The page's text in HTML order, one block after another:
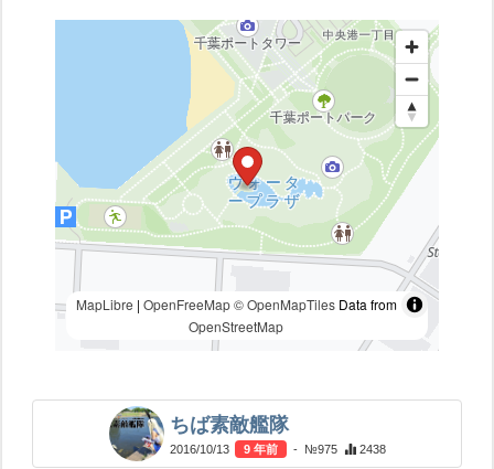
MapLibre | OpenFreeMap © OpenMapTilesData from
OpenStreetMap
ちば素敵艦隊
2016/10/13 9 年前 - №975 2438